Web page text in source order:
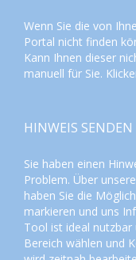
Wenn Sie die von
Portal nicht finden
Kann Ihnen dieser
manuell für Sie.
HINWEIS SENDEN
Sie haben einen
Problem. Über
haben Sie die
markieren und uns
Tool ist ideal nutzbar
Bereich wählen und